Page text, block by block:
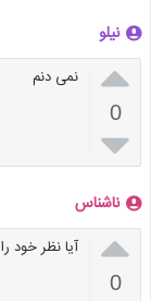
نیلو

0

نمی دنم
ناشناس

0
آیا نظر خود